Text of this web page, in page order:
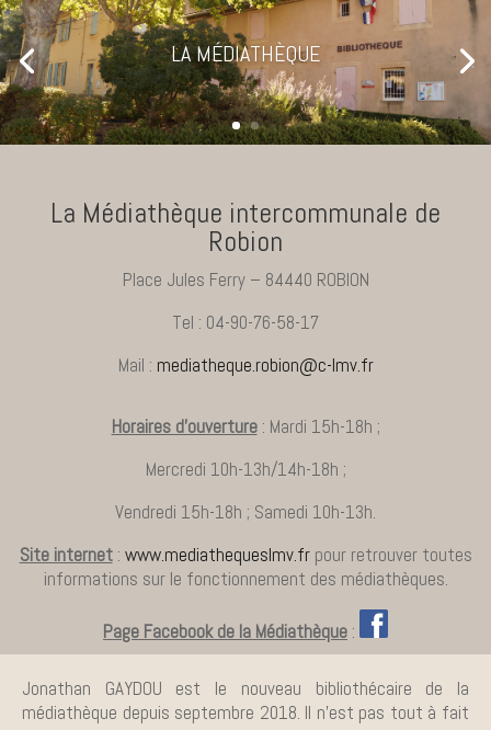
LA MÉDIATHÈQUE
La Médiathèque intercommunale de
Robion
Place Jules Ferry – 84440 ROBION
Tel : 04-90-76-58-17
Mail : mediatheque.robion@c-lmv.fr
Horaires d’ouverture: Mardi 15h-18h ;
Mercredi 10h-13h/14h-18h ;
Vendredi 15h-18h ; Samedi 10h-13h.
Site internet: www.mediathequeslmv.frpour retrouver toutes
informations sur le fonctionnement des médiathèques.
Page Facebook de la Médiathèque :
Jonathan GAYDOU est le nouveau bibliothécaire de la
médiathèque depuis septembre 2018. Il n’est pas tout à fait